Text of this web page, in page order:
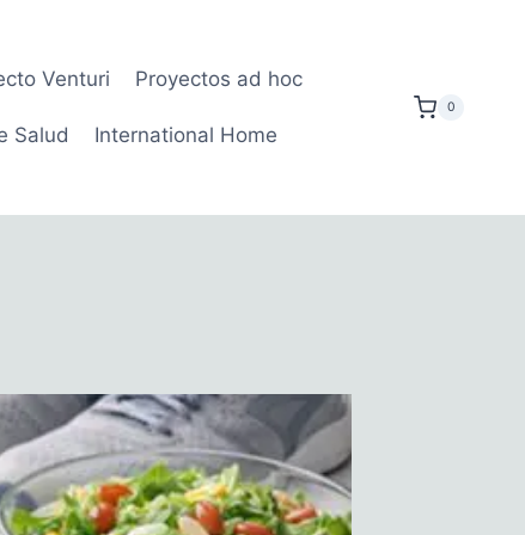
Venturi Proyectos ad hoc
Salud International Home
0